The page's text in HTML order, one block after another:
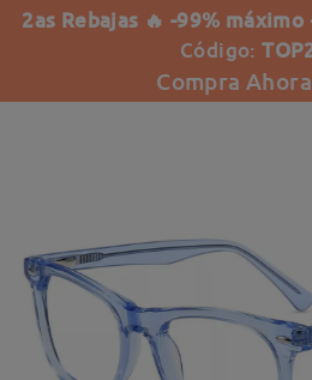
2as Rebajas 🔥 -99%
Código:
Compra